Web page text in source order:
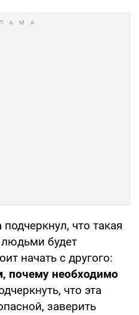
что такая
будет
начать с другого:
почему необходимо
что эта
заверить